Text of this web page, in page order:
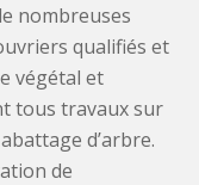
nombreuses
qualifiés et
végétal et
tous travaux sur
d’arbre.
de